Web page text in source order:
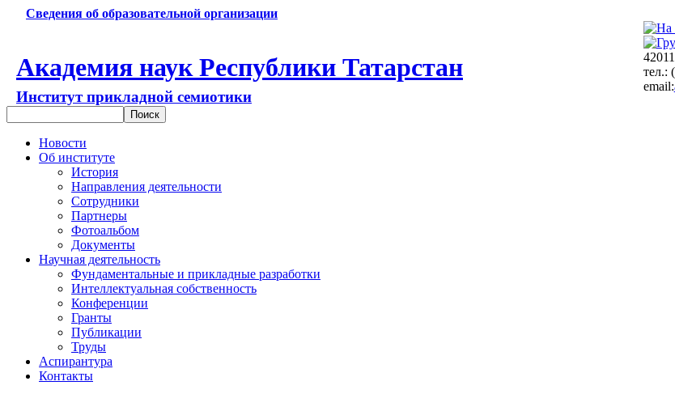
Сведения об образовательной организации
Академия наук Республики Татарстан
Институт прикладной семиотики
тел.:
email:
Новости
Об институте
История
Направления деятельности
Сотрудники
Партнеры
Фотоальбом
Документы
Научная деятельность
Фундаментальные и прикладные разработки
Интеллектуальная собственность
Конференции
Гранты
Публикации
Труды
Аспирантура
Контакты